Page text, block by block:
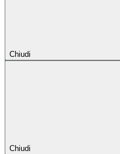
Chiudi
Chiudi